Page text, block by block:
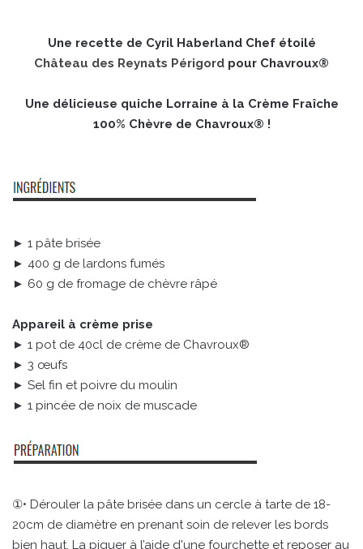
Une recette de Cyril Haberland Chef étoilé
Château des Reynats Périgord pour Chavroux®
Une délicieuse quiche Lorraine à la Crème Fraîche
100% Chèvre de Chavroux® !
► 1 pâte brisée
► 400 g de lardons fumés
► 60 g de fromage de chèvre râpé
Appareil à crème prise
► 1 pot de 40cl de crème de Chavroux®
► 3 œufs
► Sel fin et poivre du moulin
► 1 pincée de noix de muscade
①• Dérouler la pâte brisée dans un cercle à tarte de 18-
20cm de diamètre en prenant soin de relever les bords
bien haut. La piquer à l’aide d'une fourchette et reposer au